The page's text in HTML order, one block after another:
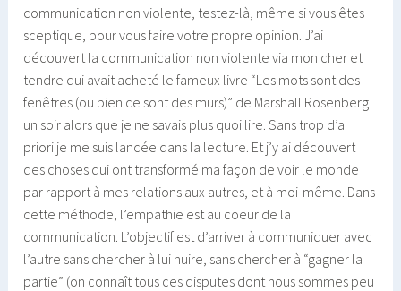
communication non violente, testez-là, même si vous êtes
sceptique, pour vous faire votre propre opinion. J’ai
découvert la communication non violente via mon cher et
tendre qui avait acheté le fameux livre “Les mots sont des
fenêtres (ou bien ce sont des murs)” de Marshall Rosenberg
un soir alors que je ne savais plus quoi lire. Sans trop d’a
priori je me suis lancée dans la lecture. Et j’y ai découvert
des choses qui ont transformé ma façon de voir le monde
par rapport à mes relations aux autres, et à moi-même. Dans
cette méthode, l’empathie est au coeur de la
communication. L’objectif est d’arriver à communiquer avec
l’autre sans chercher à lui nuire, sans chercher à “gagner la
partie” (on connaît tous ces disputes dont nous sommes peu